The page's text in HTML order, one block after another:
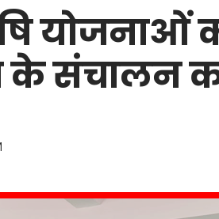
योजनाओं
संचालन का